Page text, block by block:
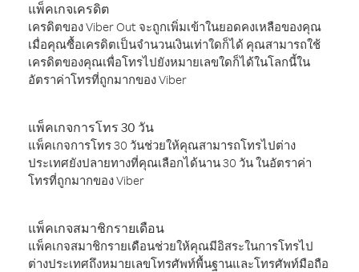
แพ็คเกจเครดิต
เครดิตของ Viber Out จะถูกเพิ่มเข้าในยอดคงเหลือของคุณ
เมื่อคุณซื้อเครดิตเป็นจำนวนเงินเท่าใดก็ได้ คุณสามารถใช้
เครดิตของคุณเพื่อโทรไปยังหมายเลขใดก็ได้ในโลกนี้ใน
อัตราค่าโทรที่ถูกมากของ Viber
แพ็คเกจการโทร 30 วัน
แพ็คเกจการโทร 30 วันช่วยให้คุณสามารถโทรไปต่าง
ประเทศยังปลายทางที่คุณเลือกได้นาน 30 วัน ในอัตราค่า
โทรที่ถูกมากของ Viber
แพ็คเกจสมาชิกรายเดือน
แพ็คเกจสมาชิกรายเดือนช่วยให้คุณมีอิสระในการโทรไป
ต่างประเทศถึงหมายเลขโทรศัพท์พื้นฐานและโทรศัพท์มือถือ